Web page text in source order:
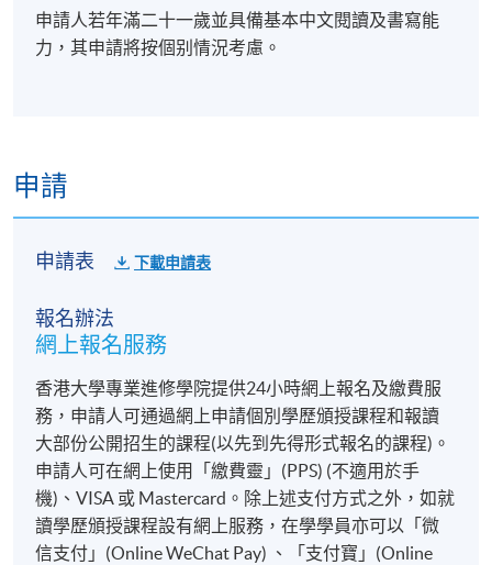
申請人若年滿二十一歲並具備基本中文閱讀及書寫能
力，其申請將按個别情況考慮。
申請
申請表 下載申請表
報名辦法
網上報名服務
香港大學專業進修學院提供24小時網上報名及繳費服
務，申請人可通過網上申請個別學歷頒授課程和報讀
大部份公開招生的課程(以先到先得形式報名的課程)。
申請人可在網上使用「繳費靈」(PPS) (不適用於手
機)、VISA 或 Mastercard。除上述支付方式之外，如就
讀學歷頒授課程設有網上服務，在學學員亦可以「微
信支付」(Online WeChat Pay) 、「支付寶」(Online